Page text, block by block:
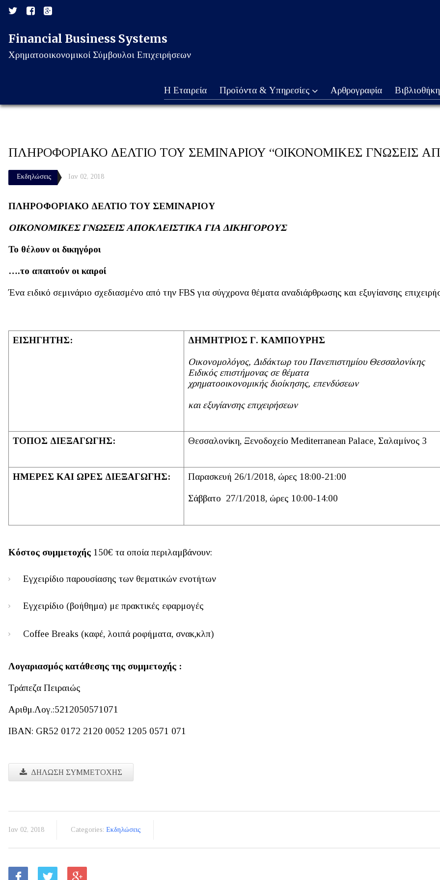
Financial Business Systems
Χρηματοοικονομικοί Σύμβουλοι Επιχειρήσεων
Η Εταιρεία Προϊόντα & Υπηρεσίες Αρθρογραφία Βιβλιοθήκη
ΠΛΗΡΟΦΟΡΙΑΚΟ ΔΕΛΤΙΟ ΤΟΥ ΣΕΜΙΝΑΡΙΟΥ “ΟΙΚΟΝΟΜΙΚΕΣ ΓΝΩΣΕΙΣ
Εκδηλώσεις Ιαν 02, 2018
ΠΛΗΡΟΦΟΡΙΑΚΟ ΔΕΛΤΙΟ ΤΟΥ ΣΕΜΙΝΑΡΙΟΥ
ΟΙΚΟΝΟΜΙΚΕΣ ΓΝΩΣΕΙΣ ΑΠΟΚΛΕΙΣΤΙΚΑ ΓΙΑ ΔΙΚΗΓΟΡΟΥΣ
Το θέλουν οι δικηγόροι
….το απαιτούν οι καιροί
Ένα ειδικό σεμινάριο σχεδιασμένο από την FBS για σύγχρονα θέματα αναδιάρθρωσης και εξυγίανσης
ΕΙΣΗΓΗΤΗΣ: ΔΗΜΗΤΡΙΟΣ Γ. ΚΑΜΠΟΥΡΗΣ
Οικονομολόγος, Διδάκτωρ του Πανεπιστημίου Θεσσαλονίκης
Ειδικός επιστήμονας σε θέματα
χρηματοοικονομικής διοίκησης, επενδύσεων
και εξυγίανσης επιχειρήσεων
ΤΟΠΟΣ ΔΙΕΞΑΓΩΓΗΣ: Θεσσαλονίκη, Ξενοδοχείο Mediterranean Palace, Σαλαμίνος 3
ΗΜΕΡΕΣ ΚΑΙ ΩΡΕΣ ΔΙΕΞΑΓΩΓΗΣ: Παρασκευή 26/1/2018, ώρες 18:00-21:00
Σάββατο 27/1/2018, ώρες 10:00-14:00
Κόστος συμμετοχής 150€ τα οποία περιλαμβάνουν:
Εγχειρίδιο παρουσίασης των θεματικών ενοτήτων
Εγχειρίδιο (βοήθημα) με πρακτικές εφαρμογές
Coffee Breaks (καφέ, λοιπά ροφήματα, σνακ,κλπ)
Λογαριασμός κατάθεσης της συμμετοχής :
Τράπεζα Πειραιώς
Αριθμ.Λογ.:5212050571071
IBAN: GR52 0172 2120 0052 1205 0571 071
ΔΗΛΩΣΗ ΣΥΜΜΕΤΟΧΗΣ
Ιαν 02, 2018 Categories: Εκδηλώσεις